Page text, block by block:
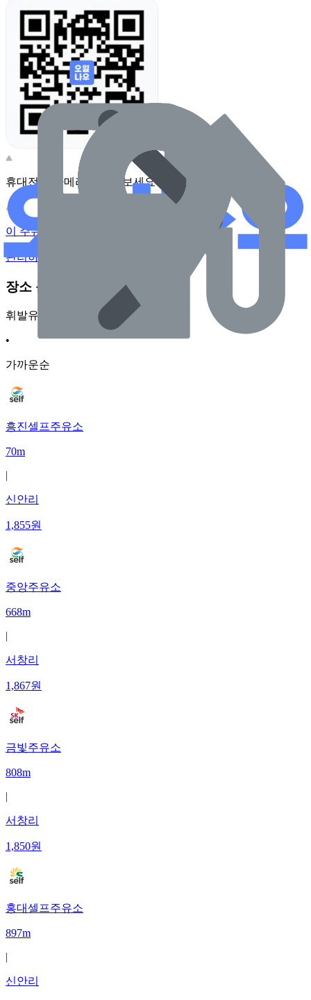
휴대전화 카메라로 찍어보세요
이 주유소의 사장님이신가요?
관리하기
장소 근처 주유소
휘발유
•
가까운순
흥진셀프주유소
70m
|
신안리
1,855원
중앙주유소
668m
|
서창리
1,867원
금빛주유소
808m
|
서창리
1,850원
홍대셀프주유소
897m
|
신안리